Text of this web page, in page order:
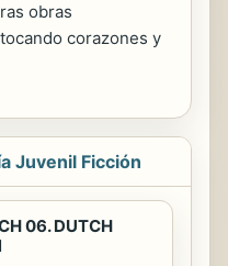
obras
corazones y
Juvenil Ficción
06. DUTCH